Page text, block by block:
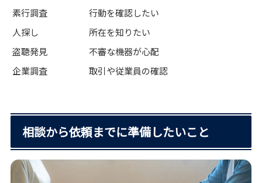
素行調査
行動を確認したい
人探し
所在を知りたい
盗聴発見
不審な機器が心配
企業調査
取引や従業員の確認
相談から依頼までに準備したいこと